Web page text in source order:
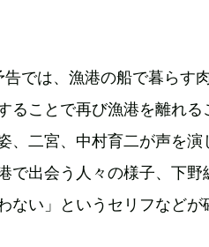
告では、漁港の船で暮らす
ることで再び漁港を離れる
、二宮、中村育二が声を演
で出会う人々の様子、下野
ない」というセリフなどが